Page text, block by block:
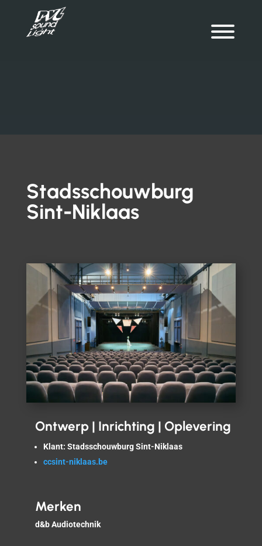
Stadsschouwburg
Sint-Niklaas
Ontwerp | Inrichting | Oplevering
Klant: Stadsschouwburg Sint-Niklaas
ccsint-niklaas.be
Merken
d&b Audiotechnik